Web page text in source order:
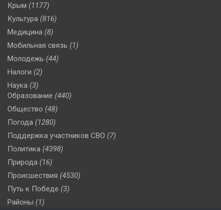
Крым (1177)
Культура (816)
Медицина (8)
Мобильная связь (1)
Молодежь (44)
Налоги (2)
Наука (3)
Образование (440)
Общество (48)
Погода (1280)
Поддержка участников СВО (7)
Политика (4398)
Природа (16)
Происшествия (4530)
Путь к Победе (3)
Районы (1)